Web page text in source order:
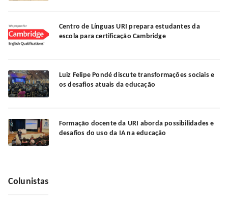
Centro de Línguas URI prepara estudantes da
escola para certificação Cambridge
Luiz Felipe Pondé discute transformações sociais e
os desafios atuais da educação
Formação docente da URI aborda possibilidades e
desafios do uso da IA na educação
Colunistas